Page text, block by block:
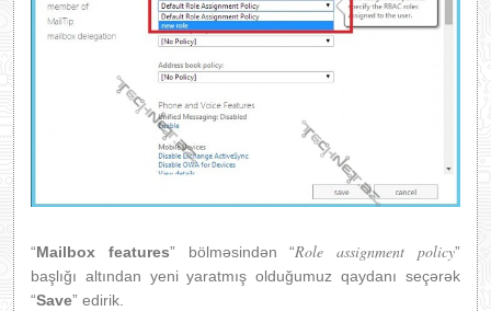
“Mailbox features” bölməsindən “Role assignment policy”
başlığı altından yeni yaratmış olduğumuz qaydanı seçərək
“Save” edirik.